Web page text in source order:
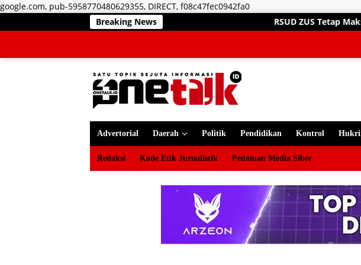
google.com, pub-5958770480629355, DIRECT, f08c47fec0942fa0Langsung
konten
Breaking News RSUD ZUS Tetap Maksimalkan Pelayanan
Advertorial Daerah Politik Pendidikan Kontrol
Redaksi Kode Etik Jurnalistik Pedoman Media Siber